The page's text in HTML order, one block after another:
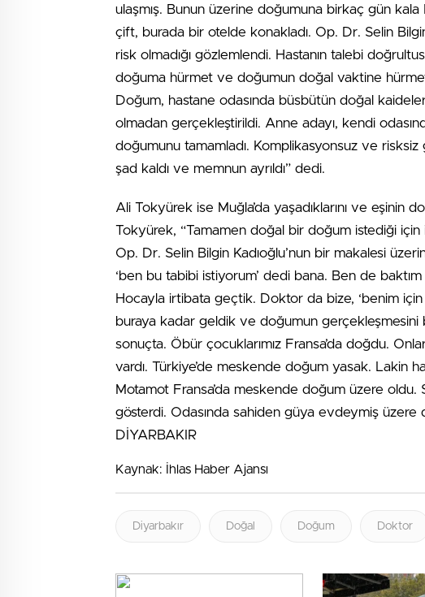
ulaşmış. Bunun üzerine doğumuna birkaç gün kala
çift, burada bir otelde konakladı. Op. Dr. Selin
risk olmadığı gözlemlendi. Hastanın talebi
doğuma hürmet ve doğumun doğal vaktine
Doğum, hastane odasında büsbütün doğal
olmadan gerçekleştirildi. Anne adayı, kendi
doğumunu tamamladı. Komplikasyonsuz ve
şad kaldı ve memnun ayrıldı” dedi.
Ali Tokyürek ise Muğla’da yaşadıklarını ve eşinin
Tokyürek, “Tamamen doğal bir doğum istediği için
Op. Dr. Selin Bilgin Kadıoğlu’nun bir makalesi
‘ben bu tabibi istiyorum’ dedi bana. Ben de baktım
Hocayla irtibata geçtik. Doktor da bize, ‘benim
buraya kadar geldik ve doğumun
sonuçta. Öbür çocuklarımız Fransa’da doğdu.
vardı. Türkiye’de meskende doğum yasak. Lakin
Motamot Fransa’da meskende doğum üzere
gösterdi. Odasında sahiden güya evdeymiş üzere
DİYARBAKIR
Kaynak: İhlas Haber Ajansı
Diyarbakır Doğal Doğum Doktor